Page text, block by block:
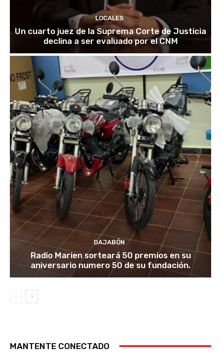
LOCALES
Un cuarto juez de la Suprema Corte de Justicia
declina a ser evaluado por el CNM
DAJABÓN
Radio Marien sorteará 50 premios en su
aniversario numero 50 de su fundación.
MANTENTE CONECTADO